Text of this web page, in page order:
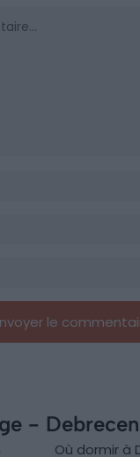
- Debrecen
Où dormir à